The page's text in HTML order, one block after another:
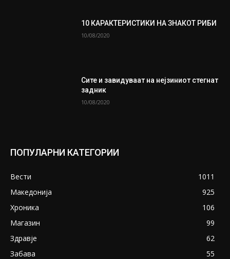
10 КАРАКТЕРИСТИКИ НА ЗНАКОТ РИБИ
10/08/2020
Сите и завидуваат на нејзиниот стегнат
задник
10/08/2020
ПОПУЛАРНИ КАТЕГОРИИ
Вести
1011
Македонија
925
Хроника
106
Магазин
99
Здравје
62
Забава
55